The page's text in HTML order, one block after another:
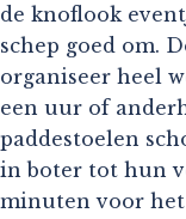
de knoflook
schep goed om.
organiseer heel
een uur of
paddestoelen
in boter tot hun
minuten voor